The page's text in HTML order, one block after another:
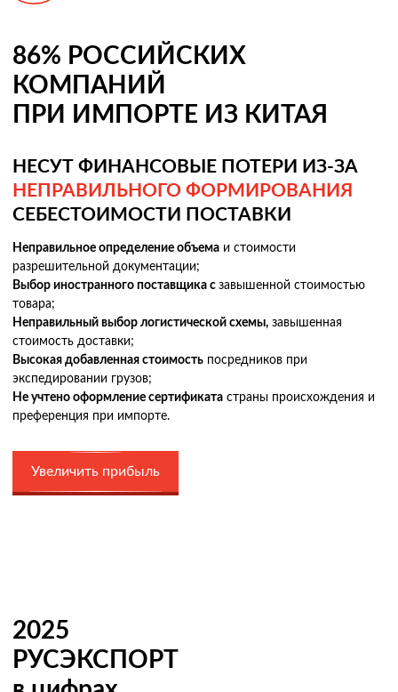
86% РОССИЙСКИХ
КОМПАНИЙ
ПРИ ИМПОРТЕ ИЗ КИТАЯ
НЕСУТ ФИНАНСОВЫЕ ПОТЕРИ ИЗ-ЗА
НЕПРАВИЛЬНОГО ФОРМИРОВАНИЯ
СЕБЕСТОИМОСТИ ПОСТАВКИ
Неправильное определение объема и стоимости
разрешительной документации;
Выбор иностранного поставщика с завышенной стоимостью
товара;
Неправильный выбор логистической схемы, завышенная
стоимость доставки;
Высокая добавленная стоимость посредников при
экспедировании грузов;
Не учтено оформление сертификата страны происхождения и
преференция при импорте.
Увеличить прибыль
2025
РУСЭКСПОРТ